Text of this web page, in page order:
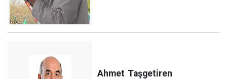
Ahmet Taşgetiren